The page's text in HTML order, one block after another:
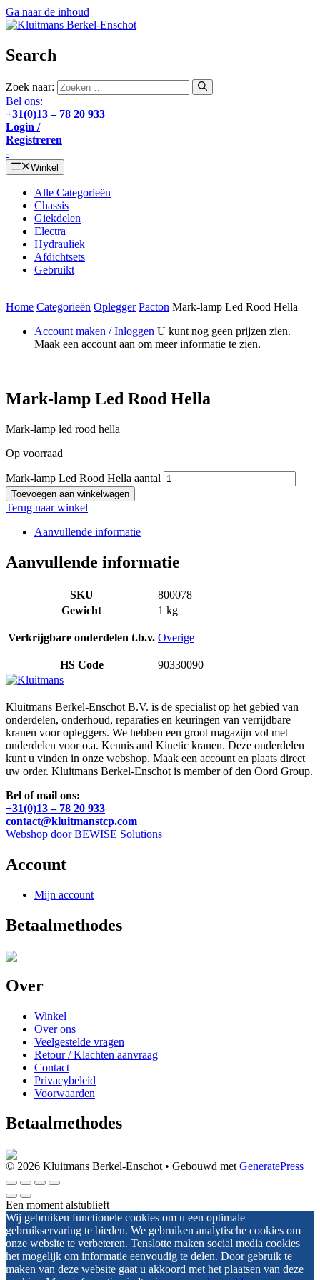
Ga naar de inhoud
Search
Zoek naar:
Bel ons:
+31(0)13 – 78 20 933
Login /
Registreren
-
Winkel
Alle Categorieën
Chassis
Giekdelen
Electra
Hydrauliek
Afdichtsets
Gebruikt
Home Categorieën Oplegger Pacton Mark-lamp Led Rood Hella
Account maken / Inloggen U kunt nog geen prijzen zien.
Maak een account aan om meer informatie te zien.
Mark-lamp Led Rood Hella
Mark-lamp led rood hella
Op voorraad
Mark-lamp Led Rood Hella aantal
Toevoegen aan winkelwagen
Terug naar winkel
Aanvullende informatie
Aanvullende informatie
SKU
800078
Gewicht
1 kg
Verkrijgbare onderdelen t.b.v. Overige
HS Code 90330090
Kluitmans Berkel-Enschot B.V. is de specialist op het gebied van
onderdelen, onderhoud, reparaties en keuringen van verrijdbare
kranen voor opleggers. We hebben een groot magazijn vol met
onderdelen voor o.a. Kennis and Kinetic kranen. Deze onderdelen
kunt u vinden in onze webshop. Maak een account en plaats direct
uw order. Kluitmans Berkel-Enschot is member of den Oord Group.
Bel of mail ons:
+31(0)13 – 78 20 933
contact@kluitmanstcp.com
Webshop door BEWISE Solutions
Account
Mijn account
Betaalmethodes
Over
Winkel
Over ons
Veelgestelde vragen
Retour / Klachten aanvraag
Contact
Privacybeleid
Voorwaarden
Betaalmethodes
© 2026 Kluitmans Berkel-Enschot • Gebouwd met GeneratePress
Een moment alstublieft
Wij gebruiken functionele cookies om u een optimale
gebruikservaring te bieden. We gebruiken analytische cookies om
onze website te verbeteren. Tenslotte maken social media cookies
het mogelijk om informatie eenvoudig te delen. Door gebruik te
maken van deze website gaat u akkoord met het plaatsen van deze